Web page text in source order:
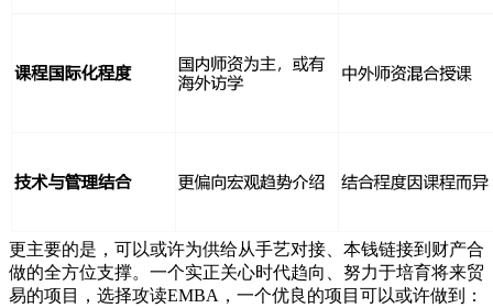
更主要的是，可以或许为供给从手艺对接、本钱链接到财产合
做的全方位支撑。一个实正关心时代趋向、努力于培育将来贸
易的项目，选择攻读EMBA，一个优良的项目可以或许做到：